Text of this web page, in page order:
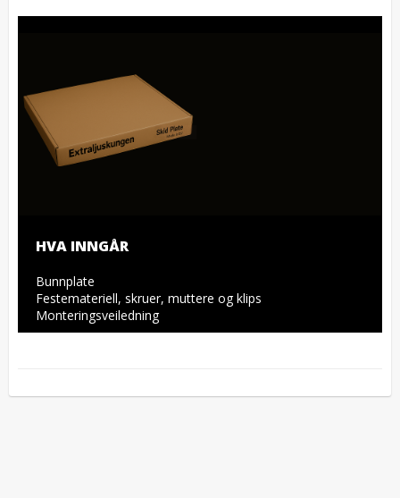
HVA INNGÅR
Bunnplate
Festemateriell, skruer, muttere og klips
Monteringsveiledning